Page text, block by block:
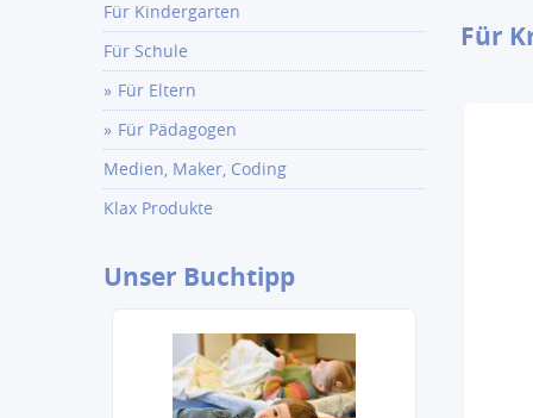
Für
Für Kindergarten
Für Schule
Für Eltern
Für Pädagogen
Medien, Maker, Coding
Klax Produkte
Unser Buchtipp